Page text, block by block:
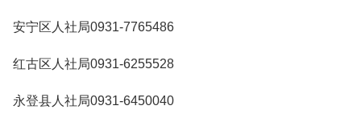
安宁区人社局0931-7765486
红古区人社局0931-6255528
永登县人社局0931-6450040